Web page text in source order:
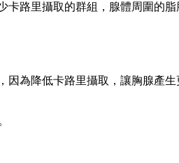
路里攝取的群組，腺體周圍的
為降低卡路里攝取，讓胸腺產